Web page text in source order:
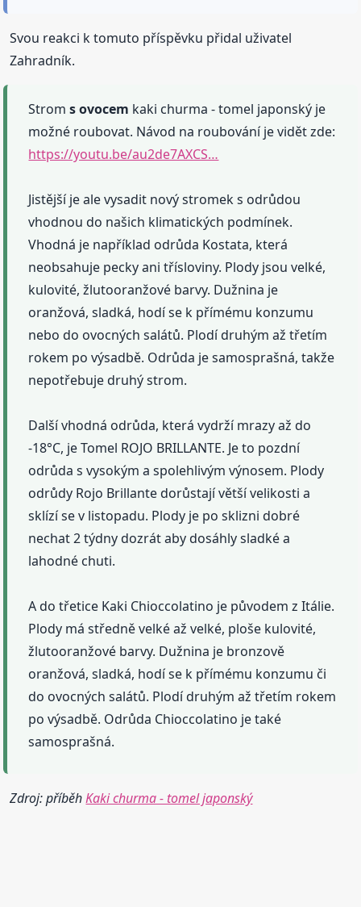
Svou reakci k tomuto příspěvku přidal uživatel
Zahradník.
Stroms ovocem kaki churma - tomel japonský je
možné roubovat. Návod na roubování je vidět zde:
https://youtu.be/au2de7AXCS…
Jistější je ale vysadit nový stromek s odrůdou
vhodnou do našich klimatických podmínek.
Vhodná je například odrůda Kostata, která
neobsahuje pecky ani třísloviny. Plody jsou velké,
kulovité, žlutooranžové barvy. Dužnina je
oranžová, sladká, hodí se k přímému konzumu
nebo do ovocných salátů. Plodí druhým až třetím
rokem po výsadbě. Odrůda je samosprašná, takže
nepotřebuje druhý strom.
Další vhodná odrůda, která vydrží mrazy až do
-18°C, je Tomel ROJO BRILLANTE. Je to pozdní
odrůda s vysokým a spolehlivým výnosem. Plody
odrůdy Rojo Brillante dorůstají větší velikosti a
sklízí se v listopadu. Plody je po sklizni dobré
nechat 2 týdny dozrát aby dosáhly sladké a
lahodné chuti.
A do třetice Kaki Chioccolatino je původem z Itálie.
Plody má středně velké až velké, ploše kulovité,
žlutooranžové barvy. Dužnina je bronzově
oranžová, sladká, hodí se k přímému konzumu či
do ovocných salátů. Plodí druhým až třetím rokem
po výsadbě. Odrůda Chioccolatino je také
samosprašná.
Zdroj: příběhKaki churma - tomel japonský